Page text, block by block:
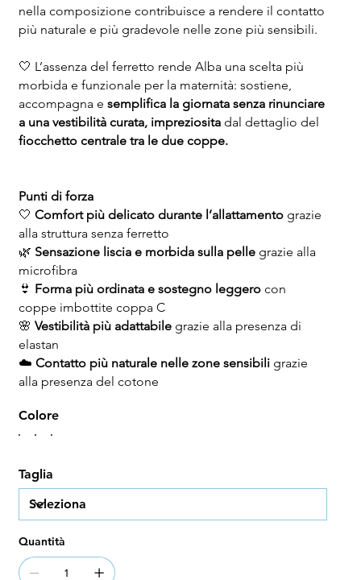
nella composizione contribuisce a rendere il contatto
più naturale e più gradevole nelle zone più sensibili.
🤍 L’assenza del ferretto rende Alba una scelta più
morbida e funzionale per la maternità: sostiene,
accompagna e semplifica la giornata senza rinunciare
a una vestibilità curata, impreziositadal dettaglio del
fiocchetto centrale tra le due coppe.
Punti di forza
🤍 Comfort più delicato durante l’allattamentograzie
alla struttura senza ferretto
🌿 Sensazione liscia e morbida sulla pellegrazie alla
microfibra
👙 Forma più ordinata e sostegno leggerocon
coppe imbottite coppa C
🌸 Vestibilità più adattabilegrazie alla presenza di
elastan
☁️ Contatto più naturale nelle zone sensibiligrazie
alla presenza del cotone
Colore
Taglia
Quantità